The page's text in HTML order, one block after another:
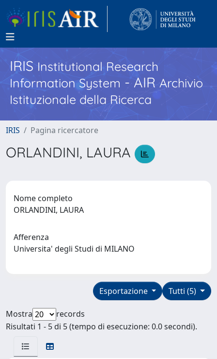
IRISInstitutional Research
Information System - AIR Archivio
Istituzionale della Ricerca
IRIS Pagina ricercatore
ORLANDINI, LAURA
Nome completo
ORLANDINI, LAURA
Afferenza
Universita' degli Studi di MILANO
Tutti (5)
Esportazione
Mostra
records
Risultati 1 - 5 di 5 (tempo di esecuzione: 0.0 secondi).